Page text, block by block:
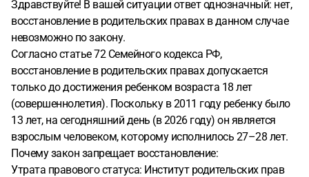
Здравствуйте! В вашей ситуации ответ однозначный: нет,
восстановление в родительских правах в данном случае
невозможно по закону.
Согласно статье 72 Семейного кодекса РФ,
восстановление в родительских правах допускается
только до достижения ребенком возраста 18 лет
(совершеннолетия). Поскольку в 2011 году ребенку было
13 лет, на сегодняшний день (в 2026 году) он является
взрослым человеком, которому исполнилось 27–28 лет.
Почему закон запрещает восстановление:
Утрата правового статуса: Институт родительских прав